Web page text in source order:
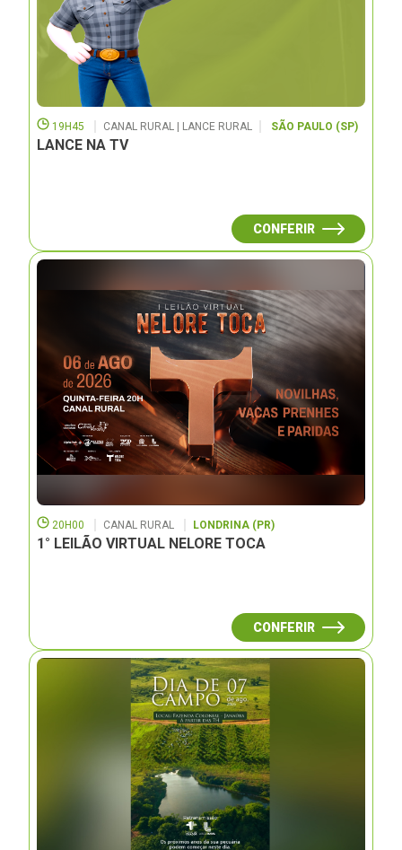
19H45 CANAL RURAL | LANCE RURAL SÃO PAULO (SP)
LANCE NA TV
CONFERIR
20H00 CANAL RURAL LONDRINA (PR)
1° LEILÃO VIRTUAL NELORE TOCA
CONFERIR